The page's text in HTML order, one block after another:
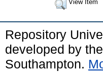
View Item
Repository
developed by the
Southampton.